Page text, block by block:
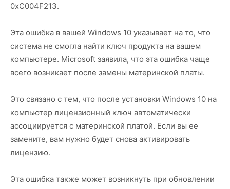
0xC004F213.
Эта ошибка в вашей Windows 10 указывает на то, что
система не смогла найти ключ продукта на вашем
компьютере. Microsoft заявила, что эта ошибка чаще
всего возникает после замены материнской платы.
Это связано с тем, что после установки Windows 10 на
компьютер лицензионный ключ автоматически
ассоциируется с материнской платой. Если вы ее
замените, вам нужно будет снова активировать
лицензию.
Эта ошибка также может возникнуть при обновлении